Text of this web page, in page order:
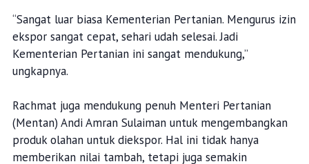
“Sangat luar biasa Kementerian Pertanian. Mengurus izin
ekspor sangat cepat, sehari udah selesai. Jadi
Kementerian Pertanian ini sangat mendukung,”
ungkapnya.
Rachmat juga mendukung penuh Menteri Pertanian
(Mentan) Andi Amran Sulaiman untuk mengembangkan
produk olahan untuk diekspor. Hal ini tidak hanya
memberikan nilai tambah, tetapi juga semakin